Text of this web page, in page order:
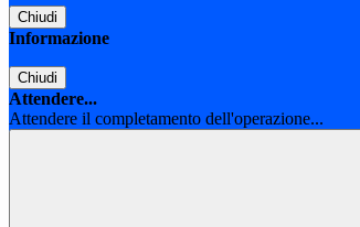
Chiudi
Informazione
Chiudi
Attendere...
Attendere il completamento dell'operazione...